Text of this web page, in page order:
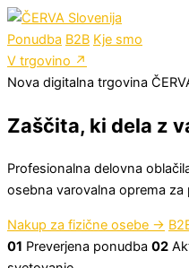
Ponudba B2B Kje smo
V trgovino ↗
Nova digitalna trgovina
Zaščita, ki dela z
Profesionalna delovna
osebna varovalna oprema
Nakup za fizične osebe →
01 Preverjena ponudba 02